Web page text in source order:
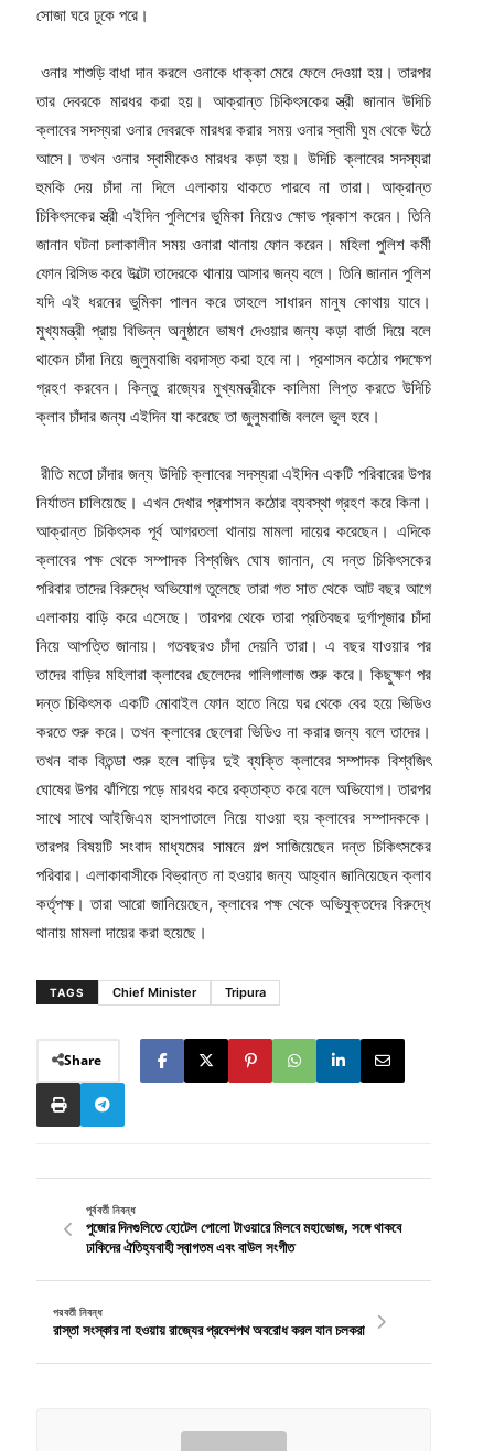
সোজা ঘরে ঢুকে পরে।
ওনার শাশুড়ি বাধা দান করলে ওনাকে ধাক্কা মেরে ফেলে দেওয়া হয়। তারপর
তার দেবরকে মারধর করা হয়। আক্রান্ত চিকিৎসকের স্ত্রী জানান উদিচি
ক্লাবের সদস্যরা ওনার দেবরকে মারধর করার সময় ওনার স্বামী ঘুম থেকে উঠে
আসে। তখন ওনার স্বামীকেও মারধর কড়া হয়। উদিচি ক্লাবের সদস্যরা
হুমকি দেয় চাঁদা না দিলে এলাকায় থাকতে পারবে না তারা। আক্রান্ত
চিকিৎসকের স্ত্রী এইদিন পুলিশের ভুমিকা নিয়েও ক্ষোভ প্রকাশ করেন। তিনি
জানান ঘটনা চলাকালীন সময় ওনারা থানায় ফোন করেন। মহিলা পুলিশ কর্মী
ফোন রিসিভ করে উল্টো তাদেরকে থানায় আসার জন্য বলে। তিনি জানান পুলিশ
যদি এই ধরনের ভুমিকা পালন করে তাহলে সাধারন মানুষ কোথায় যাবে।
মুখ্যমন্ত্রী প্রায় বিভিন্ন অনুষ্ঠানে ভাষণ দেওয়ার জন্য কড়া বার্তা দিয়ে বলে
থাকেন চাঁদা নিয়ে জুলুমবাজি বরদাস্ত করা হবে না। প্রশাসন কঠোর পদক্ষেপ
গ্রহণ করবেন। কিন্তু রাজ্যের মুখ্যমন্ত্রীকে কালিমা লিপ্ত করতে উদিচি
ক্লাব চাঁদার জন্য এইদিন যা করেছে তা জুলুমবাজি বললে ভুল হবে।
রীতি মতো চাঁদার জন্য উদিচি ক্লাবের সদস্যরা এইদিন একটি পরিবারের উপর
নির্যাতন চালিয়েছে। এখন দেখার প্রশাসন কঠোর ব্যবস্থা গ্রহণ করে কিনা।
আক্রান্ত চিকিৎসক পূর্ব আগরতলা থানায় মামলা দায়ের করেছেন। এদিকে
ক্লাবের পক্ষ থেকে সম্পাদক বিশ্বজিৎ ঘোষ জানান, যে দন্ত চিকিৎসকের
পরিবার তাদের বিরুদ্ধে অভিযোগ তুলেছে তারা গত সাত থেকে আট বছর আগে
এলাকায় বাড়ি করে এসেছে। তারপর থেকে তারা প্রতিবছর দুর্গাপূজার চাঁদা
নিয়ে আপত্তি জানায়। গতবছরও চাঁদা দেয়নি তারা। এ বছর যাওয়ার পর
তাদের বাড়ির মহিলারা ক্লাবের ছেলেদের গালিগালাজ শুরু করে। কিছুক্ষণ পর
দন্ত চিকিৎসক একটি মোবাইল ফোন হাতে নিয়ে ঘর থেকে বের হয়ে ভিডিও
করতে শুরু করে। তখন ক্লাবের ছেলেরা ভিডিও না করার জন্য বলে তাদের।
তখন বাক বিতন্ডা শুরু হলে বাড়ির দুই ব্যক্তি ক্লাবের সম্পাদক বিশ্বজিৎ
ঘোষের উপর ঝাঁপিয়ে পড়ে মারধর করে রক্তাক্ত করে বলে অভিযোগ। তারপর
সাথে সাথে আইজিএম হাসপাতালে নিয়ে যাওয়া হয় ক্লাবের সম্পাদককে।
তারপর বিষয়টি সংবাদ মাধ্যমের সামনে গল্প সাজিয়েছেন দন্ত চিকিৎসকের
পরিবার। এলাকাবাসীকে বিভ্রান্ত না হওয়ার জন্য আহ্বান জানিয়েছেন ক্লাব
কর্তৃপক্ষ। তারা আরো জানিয়েছেন, ক্লাবের পক্ষ থেকে অভিযুক্তদের বিরুদ্ধে
থানায় মামলা দায়ের করা হয়েছে।
TAGS Chief Minister Tripura
Share
পূর্ববর্তী নিবন্ধ
পুজোর দিনগুলিতে হোটেল পোলো টাওয়ারে মিলবে মহাভোজ, সঙ্গে থাকবে
ঢাকিদের ঐতিহ্যবাহী স্বাগতম এবং বাউল সংগীত
পরবর্তী নিবন্ধ
রাস্তা সংস্কার না হওয়ায় রাজ্যের প্রবেশপথ অবরোধ করল যান চলকরা